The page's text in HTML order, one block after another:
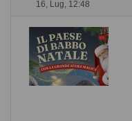
16, Lug, 12:48